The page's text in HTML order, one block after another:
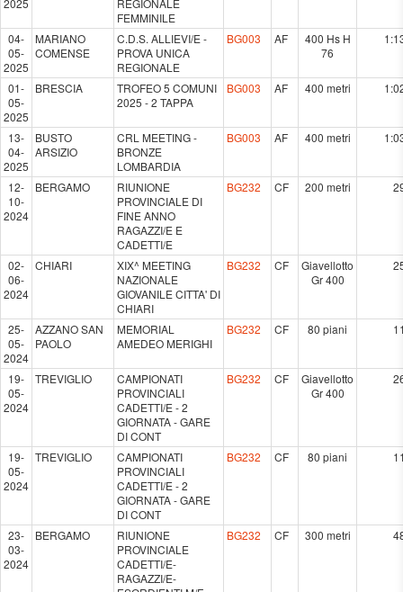
2025
REGIONALE
FEMMINILE
04-
05-
2025
MARIANO
COMENSE
C.D.S. ALLIEVI/E -
PROVA UNICA
REGIONALE
BG003 AF
400 Hs H
76
01-
05-
2025
BRESCIA
TROFEO 5 COMUNI
2025 - 2 TAPPA
BG003 AF 400 metri
13-
04-
2025
BUSTO
ARSIZIO
CRL MEETING -
BRONZE
LOMBARDIA
BG003 AF 400 metri
12-
10-
2024
BERGAMO
RIUNIONE
PROVINCIALE DI
FINE ANNO
RAGAZZI/E E
CADETTI/E
BG232 CF 200 metri
02-
06-
2024
CHIARI
XIX^ MEETING
NAZIONALE
GIOVANILE CITTA' DI
CHIARI
BG232 CF
Giavellotto
Gr 400
25-
05-
2024
AZZANO SAN
PAOLO
MEMORIAL
AMEDEO MERIGHI
BG232 CF 80 piani
19-
05-
2024
TREVIGLIO
CAMPIONATI
PROVINCIALI
CADETTI/E - 2
GIORNATA - GARE
DI CONT
BG232 CF
Giavellotto
Gr 400
19-
05-
2024
TREVIGLIO
CAMPIONATI
PROVINCIALI
CADETTI/E - 2
GIORNATA - GARE
DI CONT
BG232 CF 80 piani
23-
03-
2024
BERGAMO
RIUNIONE
PROVINCIALE
CADETTI/E-
RAGAZZI/E-
BG232 CF 300 metri